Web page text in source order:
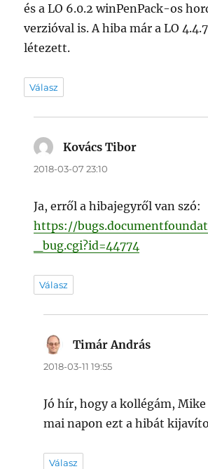
és a LO 6.0.2 winPenPack-os
verzióval is. A hiba már a LO
létezett.
Válasz
Kovács Tibor
2018-03-07 23:10
Ja, erről a hibajegyről van szó:
https://
_bug.cgi?id=44774
Válasz
Timár András
2018-03-11 19:55
Jó hír, hogy a kollégám, Mike
mai napon ezt a hibát
Válasz